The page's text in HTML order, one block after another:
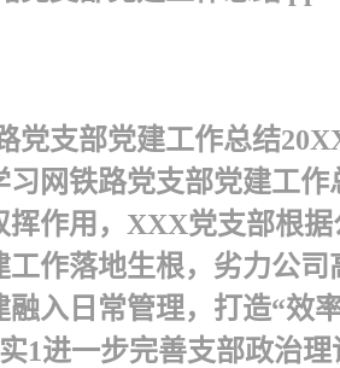
党支部党建工作总结
网铁路党支部党建工
作用，XXX党支部根
作落地生根，劣力公
入日常管理，打造“效
1进一步完善支部政治